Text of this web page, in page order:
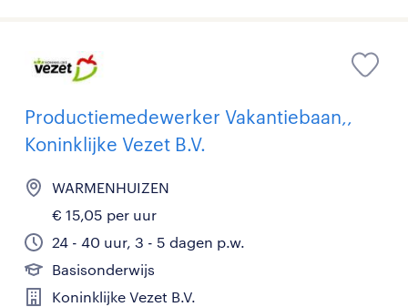
Productiemedewerker Vakantiebaan,,
Koninklijke Vezet B.V.
WARMENHUIZEN
€ 15,05 per uur
24 - 40 uur, 3 - 5 dagen p.w.
Basisonderwijs
Koninklijke Vezet B.V.